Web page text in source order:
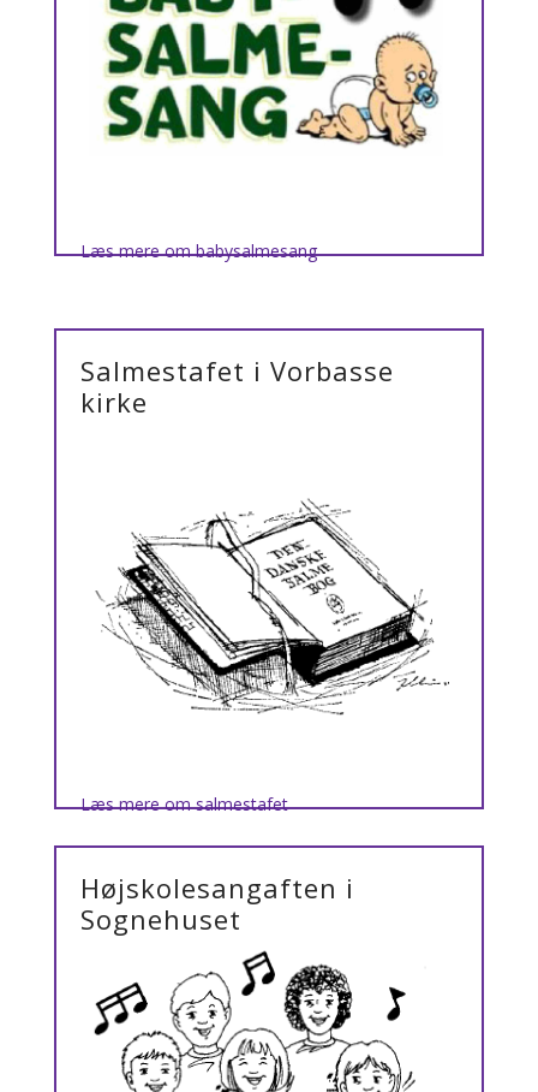
Læs mere om babysalmesang
Salmestafet i Vorbasse
kirke
Læs mere om salmestafet
Højskolesangaften i
Sognehuset